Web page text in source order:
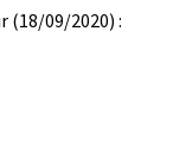
(18/09/2020) :